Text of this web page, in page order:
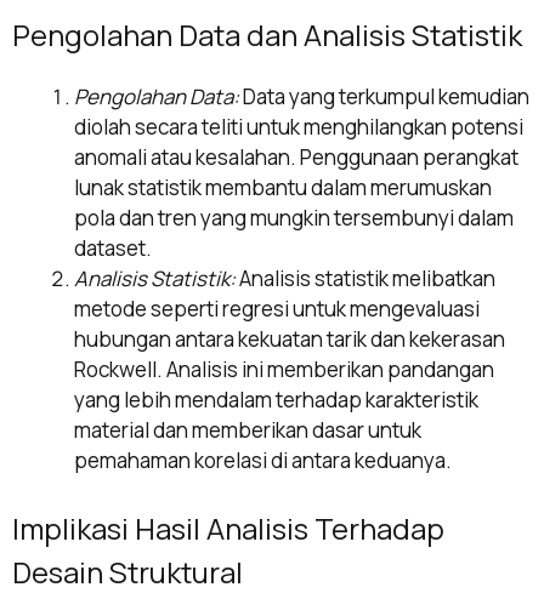
Pengolahan Data dan Analisis Statistik
Pengolahan Data:Data yang terkumpul kemudian
diolah secara teliti untuk menghilangkan potensi
anomali atau kesalahan. Penggunaan perangkat
lunak statistik membantu dalam merumuskan
pola dan tren yang mungkin tersembunyi dalam
dataset.
Analisis Statistik:Analisis statistik melibatkan
metode seperti regresi untuk mengevaluasi
hubungan antara kekuatan tarik dan kekerasan
Rockwell. Analisis ini memberikan pandangan
yang lebih mendalam terhadap karakteristik
material dan memberikan dasar untuk
pemahaman korelasi di antara keduanya.
Implikasi Hasil Analisis Terhadap
Desain Struktural